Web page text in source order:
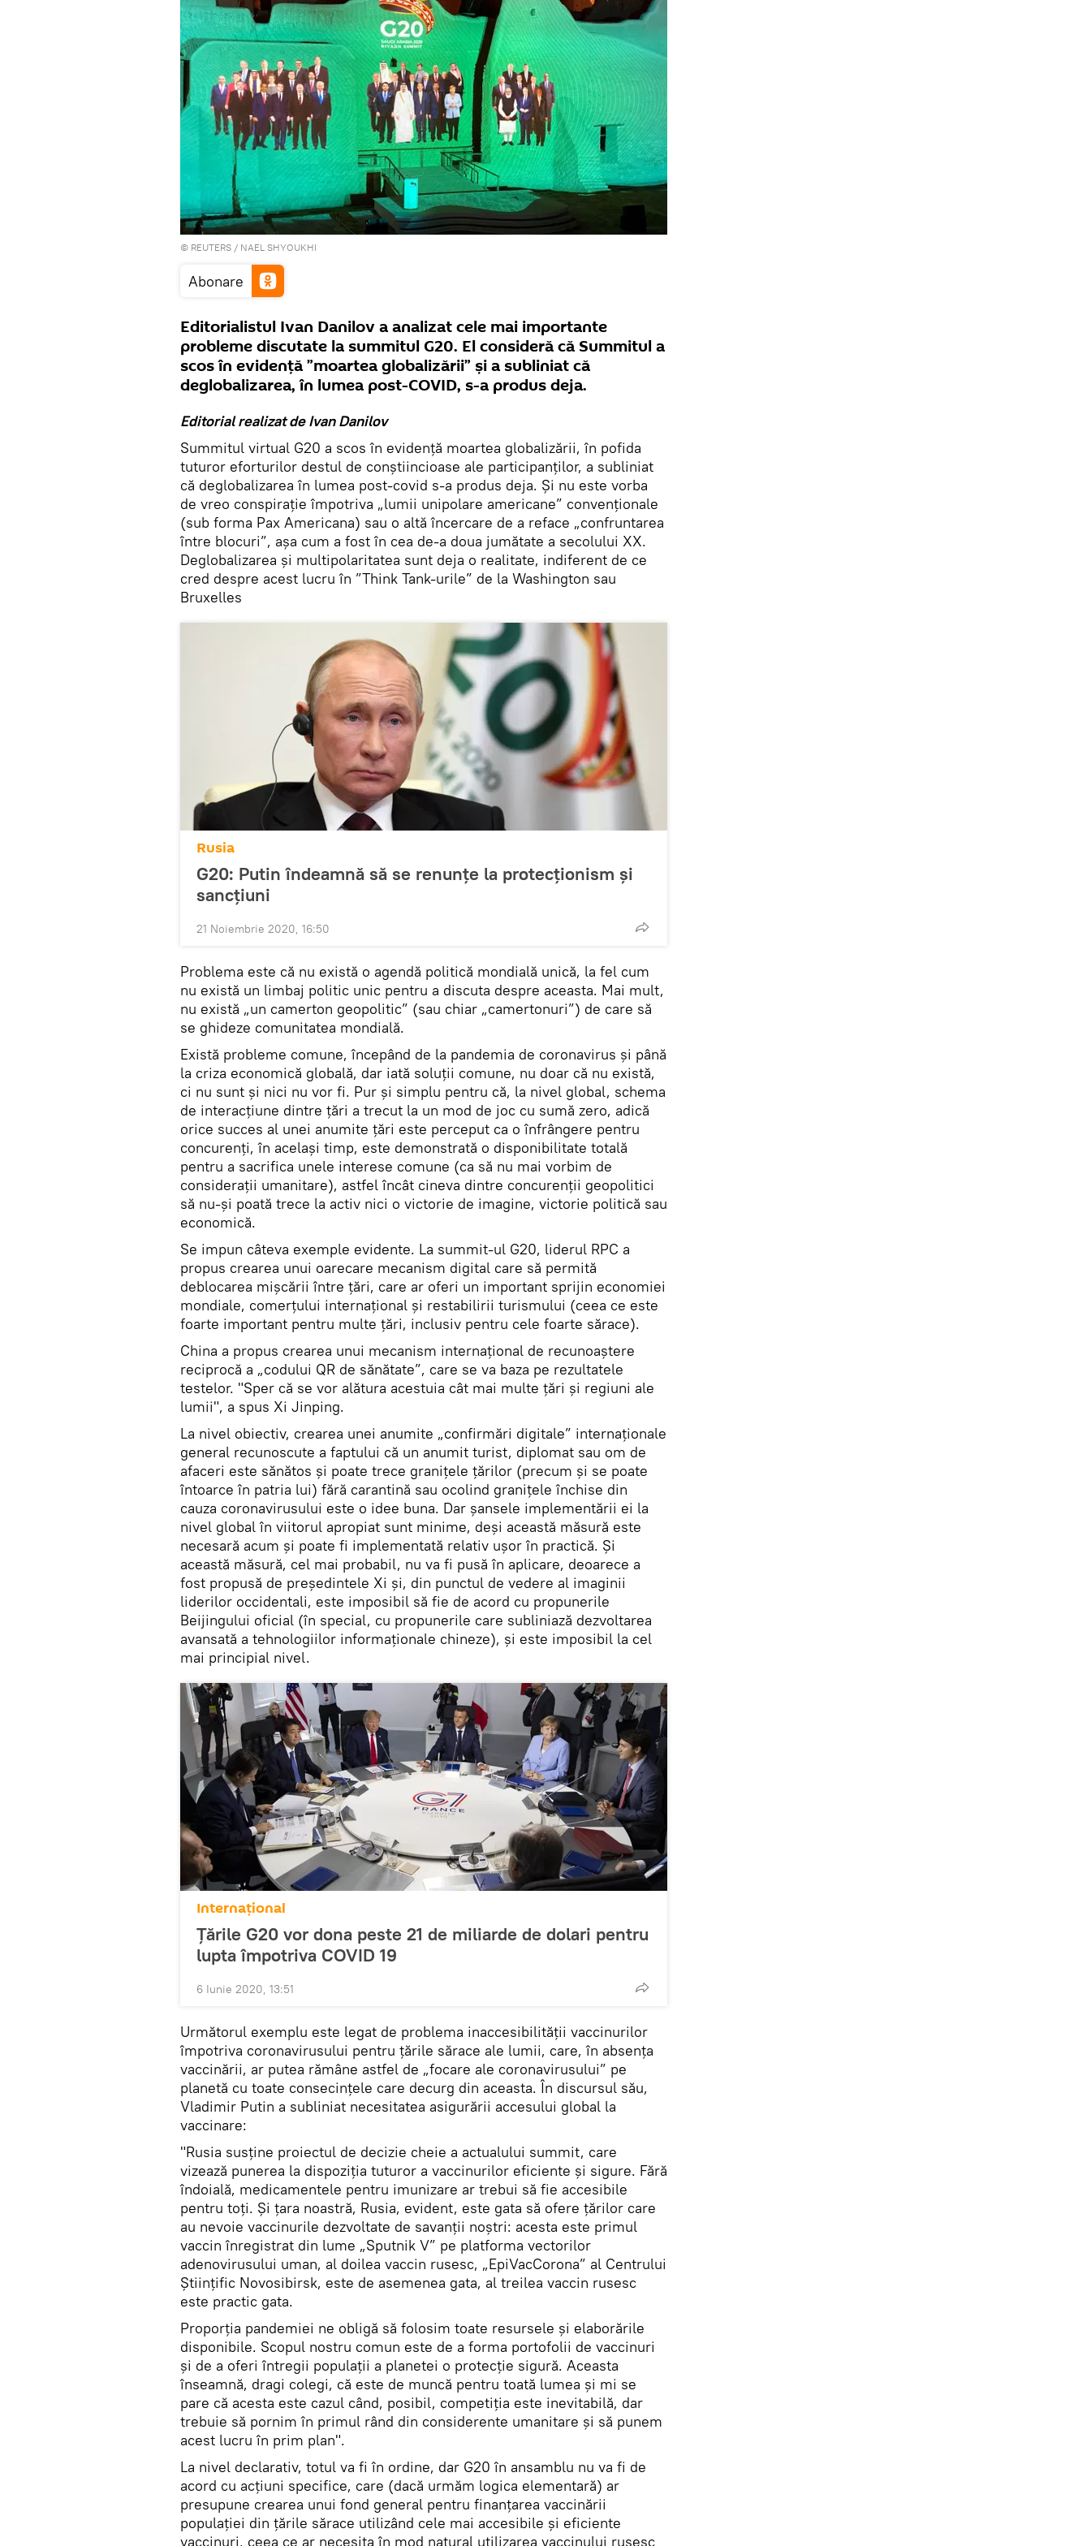
© REUTERS / NAEL SHYOUKHI
Abonare
Editorialistul Ivan Danilov a analizat cele mai importante
probleme discutate la summitul G20. El consideră că Summitul a
scos în evidență ”moartea globalizării” și a subliniat că
deglobalizarea, în lumea post-COVID, s-a produs deja.
Editorial realizat de Ivan Danilov
Summitul virtual G20 a scos în evidență moartea globalizării, în pofida
tuturor eforturilor destul de conștiincioase ale participanților, a subliniat
că deglobalizarea în lumea post-covid s-a produs deja. Și nu este vorba
de vreo conspirație împotriva „lumii unipolare americane” convenționale
(sub forma Pax Americana) sau o altă încercare de a reface „confruntarea
între blocuri”, așa cum a fost în cea de-a doua jumătate a secolului XX.
Deglobalizarea și multipolaritatea sunt deja o realitate, indiferent de ce
cred despre acest lucru în ”Think Tank-urile” de la Washington sau
Bruxelles
Rusia
G20: Putin îndeamnă să se renunțe la protecționism și
sancțiuni
21 Noiembrie 2020, 16:50
Problema este că nu există o agendă politică mondială unică, la fel cum
nu există un limbaj politic unic pentru a discuta despre aceasta. Mai mult,
nu există „un camerton geopolitic” (sau chiar „camertonuri”) de care să
se ghideze comunitatea mondială.
Există probleme comune, începând de la pandemia de coronavirus și până
la criza economică globală, dar iată soluții comune, nu doar că nu există,
ci nu sunt și nici nu vor fi. Pur și simplu pentru că, la nivel global, schema
de interacțiune dintre țări a trecut la un mod de joc cu sumă zero, adică
orice succes al unei anumite țări este perceput ca o înfrângere pentru
concurenți, în același timp, este demonstrată o disponibilitate totală
pentru a sacrifica unele interese comune (ca să nu mai vorbim de
considerații umanitare), astfel încât cineva dintre concurenții geopolitici
să nu-și poată trece la activ nici o victorie de imagine, victorie politică sau
economică.
Se impun câteva exemple evidente. La summit-ul G20, liderul RPC a
propus crearea unui oarecare mecanism digital care să permită
deblocarea mișcării între țări, care ar oferi un important sprijin economiei
mondiale, comerțului internațional și restabilirii turismului (ceea ce este
foarte important pentru multe țări, inclusiv pentru cele foarte sărace).
China a propus crearea unui mecanism internațional de recunoaștere
reciprocă a „codului QR de sănătate”, care se va baza pe rezultatele
testelor. "Sper că se vor alătura acestuia cât mai multe țări și regiuni ale
lumii", a spus Xi Jinping.
La nivel obiectiv, crearea unei anumite „confirmări digitale” internaționale
general recunoscute a faptului că un anumit turist, diplomat sau om de
afaceri este sănătos și poate trece granițele țărilor (precum și se poate
întoarce în patria lui) fără carantină sau ocolind granițele închise din
cauza coronavirusului este o idee buna. Dar șansele implementării ei la
nivel global în viitorul apropiat sunt minime, deși această măsură este
necesară acum și poate fi implementată relativ ușor în practică. Și
această măsură, cel mai probabil, nu va fi pusă în aplicare, deoarece a
fost propusă de președintele Xi și, din punctul de vedere al imaginii
liderilor occidentali, este imposibil să fie de acord cu propunerile
Beijingului oficial (în special, cu propunerile care subliniază dezvoltarea
avansată a tehnologiilor informaționale chineze), și este imposibil la cel
mai principial nivel.
Internaţional
Țările G20 vor dona peste 21 de miliarde de dolari pentru
lupta împotriva COVID 19
6 Iunie 2020, 13:51
Următorul exemplu este legat de problema inaccesibilității vaccinurilor
împotriva coronavirusului pentru țările sărace ale lumii, care, în absența
vaccinării, ar putea rămâne astfel de „focare ale coronavirusului” pe
planetă cu toate consecințele care decurg din aceasta. În discursul său,
Vladimir Putin a subliniat necesitatea asigurării accesului global la
vaccinare:
"Rusia susține proiectul de decizie cheie a actualului summit, care
vizează punerea la dispoziția tuturor a vaccinurilor eficiente și sigure. Fără
îndoială, medicamentele pentru imunizare ar trebui să fie accesibile
pentru toți. Și țara noastră, Rusia, evident, este gata să ofere țărilor care
au nevoie vaccinurile dezvoltate de savanții noștri: acesta este primul
vaccin înregistrat din lume „Sputnik V” pe platforma vectorilor
adenovirusului uman, al doilea vaccin rusesc, „EpiVacCorona” al Centrului
Științific Novosibirsk, este de asemenea gata, al treilea vaccin rusesc
este practic gata.
Proporția pandemiei ne obligă să folosim toate resursele și elaborările
disponibile. Scopul nostru comun este de a forma portofolii de vaccinuri
și de a oferi întregii populații a planetei o protecție sigură. Aceasta
înseamnă, dragi colegi, că este de muncă pentru toată lumea și mi se
pare că acesta este cazul când, posibil, competiția este inevitabilă, dar
trebuie să pornim în primul rând din considerente umanitare și să punem
acest lucru în prim plan".
La nivel declarativ, totul va fi în ordine, dar G20 în ansamblu nu va fi de
acord cu acțiuni specifice, care (dacă urmăm logica elementară) ar
presupune crearea unui fond general pentru finanțarea vaccinării
populației din țările sărace utilizând cele mai accesibile și eficiente
vaccinuri, ceea ce ar necesita în mod natural utilizarea vaccinului rusesc